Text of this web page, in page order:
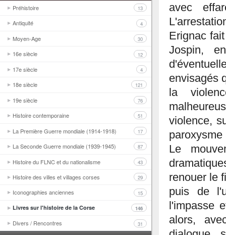
Préhistoire 13
Antiquité 4
Moyen-Age 30
16e siècle 12
17e siècle 4
18e siècle 121
19e siècle 76
Histoire contemporaine 51
La Première Guerre mondiale (1914-1918) 17
La Seconde Guerre mondiale (1939-1945) 87
Histoire du FLNC et du nationalisme 43
Histoire des villes et villages corses 29
Iconographies anciennes 15
Livres sur l'histoire de la Corse 146
Divers / Rencontres 31
avec
Erignac
Jospin,
envisagés
la
violence,
Le
renouer le
puis de
l'impasse
alors,